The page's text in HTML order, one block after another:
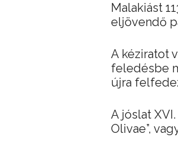
Malakiást
eljövendő
A kéziratot
feledésbe
újra
A jóslat
Olivae”,